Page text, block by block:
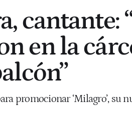
cantante:
en la
promocionar ‘Milagro’, su